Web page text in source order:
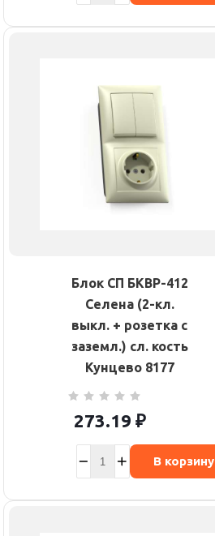
Блок СП БКВР-412
Селена (2-кл.
выкл. + розетка с
заземл.) сл. кость
Кунцево 8177
273.19 ₽
В корзину